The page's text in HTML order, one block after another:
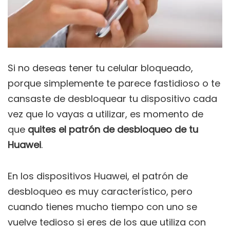
Si no deseas tener tu celular bloqueado,
porque simplemente te parece fastidioso o te
cansaste de desbloquear tu dispositivo cada
vez que lo vayas a utilizar, es momento de
que quites el patrón de desbloqueo de tu
Huawei.
En los dispositivos Huawei, el patrón de
desbloqueo es muy característico, pero
cuando tienes mucho tiempo con uno se
vuelve tedioso si eres de los que utiliza con